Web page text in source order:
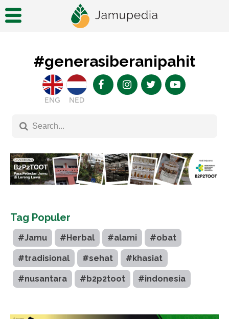
#generasiberanipahit
ENG NED
Tag Populer
#Jamu #Herbal #alami #obat
#tradisional #sehat #khasiat
#nusantara #b2p2toot #indonesia